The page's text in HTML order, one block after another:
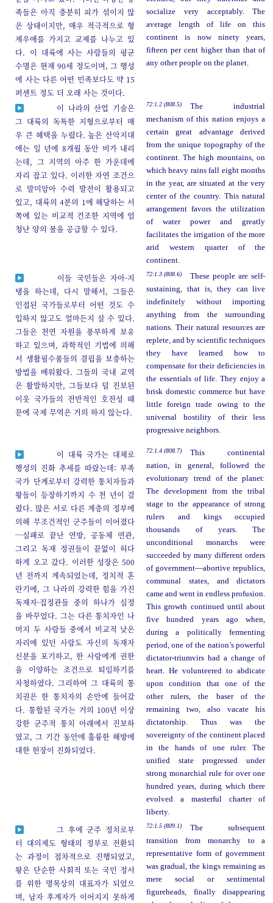
족들은 아직 충분히 피가 섞이지 않
은 상태이지만, 매우 적극적으로 형
제우애를 가지고 교제를 나누고 있
다. 이 대륙에 사는 사람들의 평균
수명은 현재 90세 정도이며, 그 행성
에 사는 다른 어떤 민족보다도 약 15
퍼센트 정도 더 오래 사는 것이다.
socialize very acceptably. The
average length of life on this
continent is now ninety years,
fifteen per cent higher than that of
any other people on the planet.
이 나라의 산업 기술은
그 대륙의 독특한 지형으로부터 매
우 큰 혜택을 누렸다. 높은 산악지대
에는 일 년에 8개월 동안 비가 내리
는데, 그 지역의 아주 한 가운데에
자리 잡고 있다. 이러한 자연 조건으
로 말미암아 수력 발전이 활용되고
있고, 대륙의 4분의 1에 해당하는 서
쪽에 있는 비교적 건조한 지역에 엄
청난 양의 물을 공급할 수 있다.
72:1.2 (808.5)
The industrial
mechanism of this nation enjoys a
certain great advantage derived
from the unique topography of the
continent. The high mountains, on
which heavy rains fall eight months
in the year, are situated at the very
center of the country. This natural
arrangement favors the utilization
of water power and greatly
facilitates the irrigation of the more
arid western quarter of the
continent.
이들 국민들은 자아-지
탱을 하는데, 다시 말해서, 그들은
인접된 국가들로부터 어떤 것도 수
입하지 않고도 얼마든지 살 수 있다.
그들은 천연 자원을 풍부하게 보유
하고 있으며, 과학적인 기법에 의해
서 생활필수품들의 결핍을 보충하는
방법을 배워왔다. 그들의 국내 교역
은 활발하지만, 그들보다 덜 진보된
이웃 국가들의 전반적인 호전성 때
문에 국제 무역은 거의 하지 않는다.
72:1.3 (808.6)
These people are self-
sustaining, that is, they can live
indefinitely without importing
anything from the surrounding
nations. Their natural resources are
replete, and by scientific techniques
they have learned how to
compensate for their deficiencies in
the essentials of life. They enjoy a
brisk domestic commerce but have
little foreign trade owing to the
universal hostility of their less
progressive neighbors.
이 대륙 국가는 대체로
행성의 진화 추세를 따랐는데: 부족
국가 단계로부터 강력한 통치자들과
왕들이 등장하기까지 수 천 년이 걸
렸다. 많은 서로 다른 계층의 정부에
의해 무조건적인 군주들이 이어졌다
─실패로 끝난 연방, 공동체 연관,
그리고 독재 정권들이 끝없이 허다
하게 오고 갔다. 이러한 성장은 500
년 전까지 계속되었는데, 정치적 혼
란기에, 그 나라의 강력한 힘을 가진
독재자-집정관들 중의 하나가 심정
을 바꾸었다. 그는 다른 통치자인 나
머지 두 사람들 중에서 비교적 낮은
자리에 있던 사람도 자신의 독재자
신분을 포기하고, 한 사람에게 권한
을 이양하는 조건으로 퇴임하기를
자청하였다. 그리하여 그 대륙의 통
치권은 한 통치자의 손안에 들어갔
다. 통합된 국가는 거의 100년 이상
강한 군주적 통치 아래에서 진보하
였고, 그 기간 동안에 훌륭한 해방에
대한 헌장이 진화되었다.
72:1.4 (808.7)
This continental
nation, in general, followed the
evolutionary trend of the planet:
The development from the tribal
stage to the appearance of strong
rulers and kings occupied
thousands of years. The
unconditional monarchs were
succeeded by many different orders
of government—abortive republics,
communal states, and dictators
came and went in endless profusion.
This growth continued until about
five hundred years ago when,
during a politically fermenting
period, one of the nation’s powerful
dictator-triumvirs had a change of
heart. He volunteered to abdicate
upon condition that one of the
other rulers, the baser of the
remaining two, also vacate his
dictatorship. Thus was the
sovereignty of the continent placed
in the hands of one ruler. The
unified state progressed under
strong monarchial rule for over one
hundred years, during which there
evolved a masterful charter of
liberty.
그 후에 군주 정치로부
터 대의제도 형태의 정부로 전환되
는 과정이 점차적으로 진행되었고,
왕은 단순한 사회적 또는 국민 정서
를 위한 명목상의 대표자가 되었으
며, 남자 후계자가 이어지지 못하게
72:1.5 (809.1)
The subsequent
transition from monarchy to a
representative form of government
was gradual, the kings remaining as
mere social or sentimental
figureheads, finally disappearing